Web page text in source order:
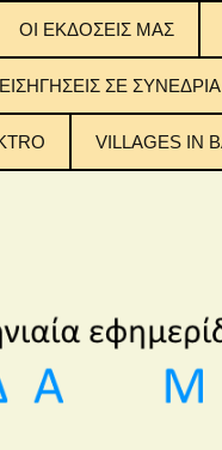
OI EKΔΟΣΕΙΣ ΜΑΣ
ΟΙ ΕΚΔΟΣΕΙΣ ΜΑΣ:
ΠΕΡΙΕΧΟΜΕΝΩΝ
ΤΟΥΣ
ΣΕ ΣΥΝΕΔΡΙΑ
VILLAGES IN